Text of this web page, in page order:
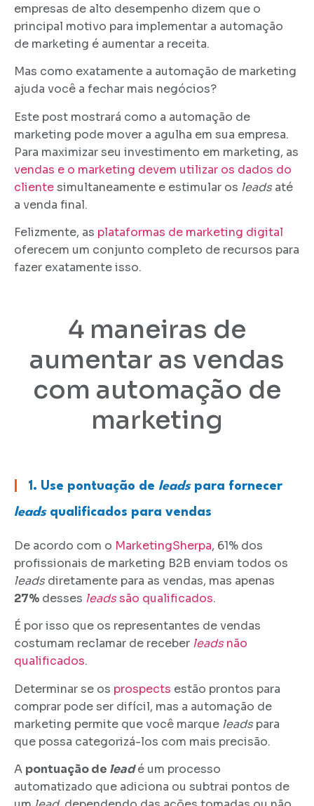
empresas de alto desempenho dizem que o
principal motivo para implementar a automação
de marketing é aumentar a receita.
Mas como exatamente a automação de marketing
ajuda você a fechar mais negócios?
Este post mostrará como a automação de
marketing pode mover a agulha em sua empresa.
Para maximizar seu investimento em marketing, as
vendas e o marketing devem utilizar os dados do
clientesimultaneamente e estimular os leads até
a venda final.
Felizmente, as plataformas de marketing digital
oferecem um conjunto completo de recursos para
fazer exatamente isso.
4 maneiras de
aumentar as vendas
com automação de
marketing
1. Use pontuação de leadspara fornecer
leadsqualificados para vendas
De acordo com o MarketingSherpa, 61% dos
profissionais de marketing B2B enviam todos os
leads diretamente para as vendas, mas apenas
27% desses leadssão qualificados.
É por isso que os representantes de vendas
costumam reclamar de receber leads não
qualificados.
Determinar se os prospects estão prontos para
comprar pode ser difícil, mas a automação de
marketing permite que você marque leads para
que possa categorizá-los com mais precisão.
A pontuação de leadé um processo
automatizado que adiciona ou subtrai pontos de